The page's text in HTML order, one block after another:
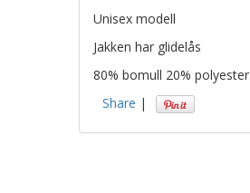
Unisex modell
Jakken har glidelås
80% bomull 20% polyester
Share |